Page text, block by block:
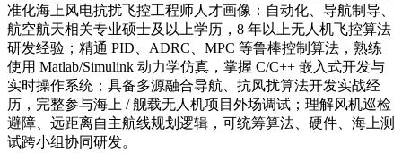
准化海上风电抗扰飞控工程师人才画像：自动化、导航制导、
航空航天相关专业硕士及以上学历，8 年以上无人机飞控算法
研发经验；精通 PID、ADRC、MPC 等鲁棒控制算法，熟练
使用 Matlab/Simulink 动力学仿真，掌握 C/C++ 嵌入式开发与
实时操作系统；具备多源融合导航、抗风扰算法开发实战经
历，完整参与海上 / 舰载无人机项目外场调试；理解风机巡检
避障、远距离自主航线规划逻辑，可统筹算法、硬件、海上测
试跨小组协同研发。